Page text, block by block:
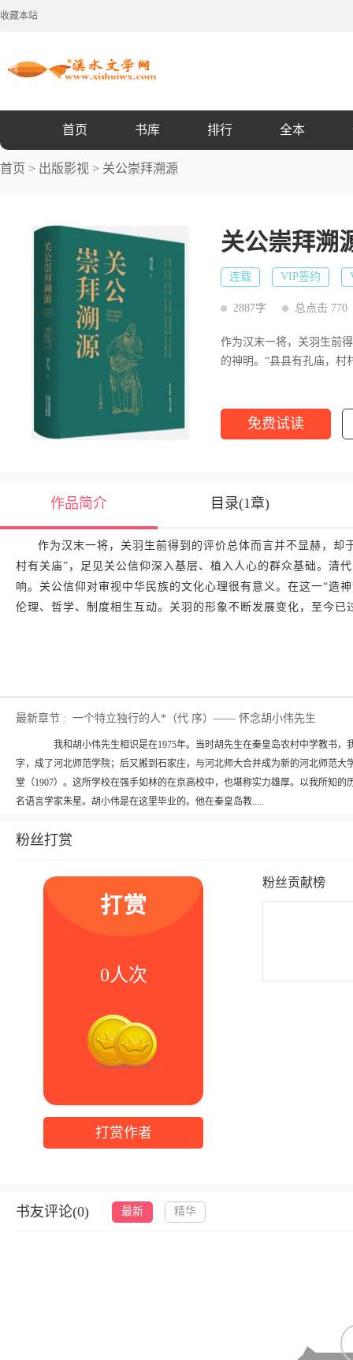
收藏本站
首页 书库 排行 全本
首页 > 出版影视 > 关公崇拜溯源
关公崇拜溯
连载 VIP签约
2887字 总点击 770
作为汉末一将，关羽生前
的神明。“县县有孔庙，村
免费试读
作品简介 目录(1章)
作为汉末一将，关羽生前得到的评价总体而言并不显赫，却
村有关庙”，足见关公信仰深入基层、植入人心的群众基础。清
响。关公信仰对审视中华民族的文化心理很有意义。在这一“造
伦理、哲学、制度相生互动。关羽的形象不断发展变化，至今
最新章节 : 一个特立独行的人*（代 序）—— 怀念胡小伟先生
我和胡小伟先生相识是在1975年。当时胡先生在秦皇岛农村中学教书，我
字，成了河北师范学院；后又搬到石家庄，与河北师大合并成为新的河北师范
堂（1907）。这所学校在强手如林的在京高校中，也堪称实力雄厚。以我所知
名语言学家朱星。胡小伟是在这里毕业的。他在秦皇岛教.....
粉丝打赏
0人次
打赏作者
粉丝贡献榜
书友评论(0) 最新 精华